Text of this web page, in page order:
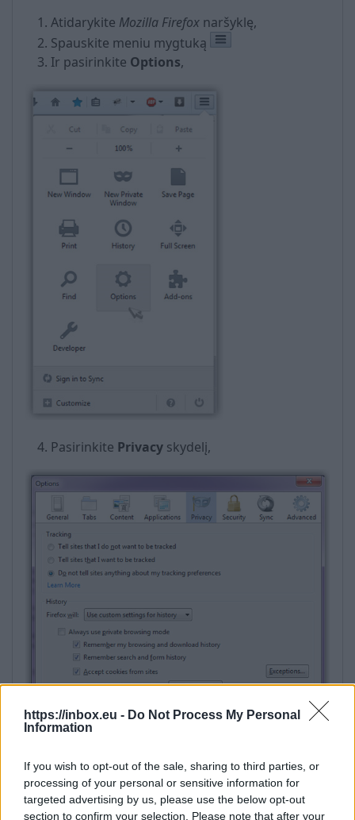
https://inbox.eu - Do Not Process My Personal
Information
If you wish to opt-out of the sale, sharing to third parties, or
processing of your personal or sensitive information for
targeted advertising by us, please use the below opt-out
section to confirm your selection. Please note that after your
Atidarykite Mozilla Firefox naršyklę,
Spauskite meniu mygtuką
Ir pasirinkite Options,
Pasirinkite Privacy skydelį,